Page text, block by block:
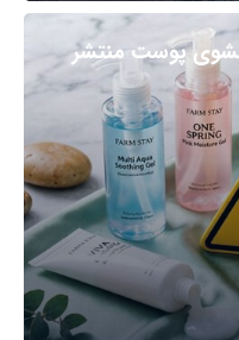
پوست منتشر